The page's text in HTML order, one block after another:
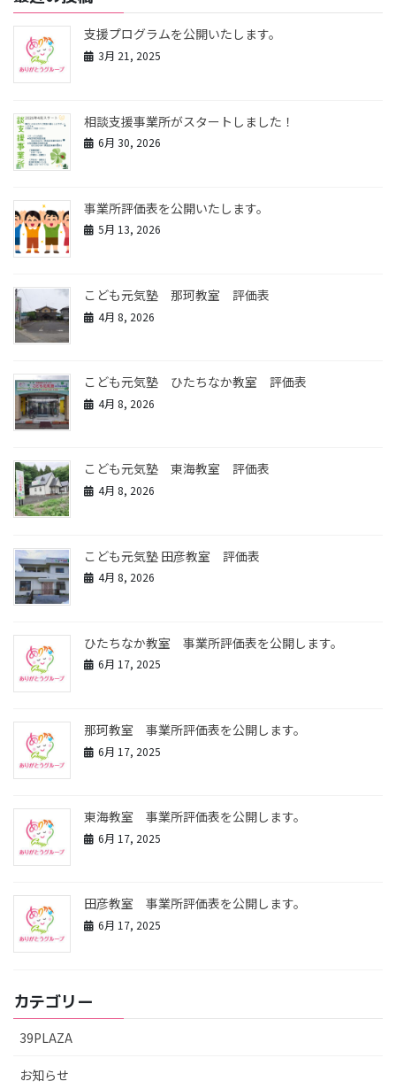
支援プログラムを公開いたします。
3月 21, 2025
相談支援事業所がスタートしました！
6月 30, 2026
事業所評価表を公開いたします。
5月 13, 2026
こども元気塾 那珂教室 評価表
4月 8, 2026
こども元気塾 ひたちなか教室 評価表
4月 8, 2026
こども元気塾 東海教室 評価表
4月 8, 2026
こども元気塾 田彦教室 評価表
4月 8, 2026
ひたちなか教室 事業所評価表を公開します。
6月 17, 2025
那珂教室 事業所評価表を公開します。
6月 17, 2025
東海教室 事業所評価表を公開します。
6月 17, 2025
田彦教室 事業所評価表を公開します。
6月 17, 2025
カテゴリー
39PLAZA
お知らせ